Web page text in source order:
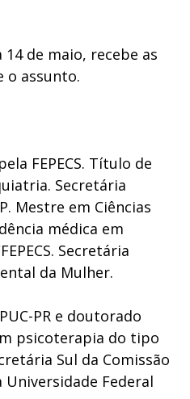
de maio, recebe as
o assunto.
FEPECS. Título de
Secretária
Mestre em Ciências
médica em
Secretária
da Mulher.
PR e doutorado
psicoterapia do tipo
Sul da Comissão
Federal